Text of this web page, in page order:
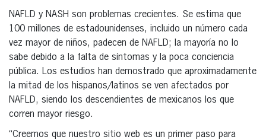
NAFLD y NASH son problemas crecientes. Se estima que
100 millones de estadounidenses, incluido un número cada
vez mayor de niños, padecen de NAFLD; la mayoría no lo
sabe debido a la falta de síntomas y la poca conciencia
pública. Los estudios han demostrado que aproximadamente
la mitad de los hispanos/latinos se ven afectados por
NAFLD, siendo los descendientes de mexicanos los que
corren mayor riesgo.
“Creemos que nuestro sitio web es un primer paso para